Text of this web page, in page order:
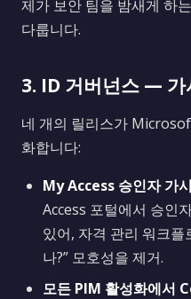
제가 보안 팀을 밤새게 하
다룹니다.
3. ID 거버넌스 — 가
네 개의 릴리스가
화합니다:
My Access 승인자 가
Access 포털에서 승인
있어, 자격 관리 워크플
나?” 모호성을 제거.
모든 PIM 활성화에서